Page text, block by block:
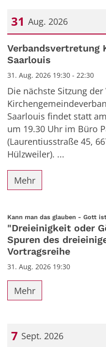
31 Aug. 2026
Datum: 31. August 2026
Verbandsvertretung
Saarlouis
31. Aug. 2026 19:30 - 22:30
Die nächste Sitzung
Saarlouis findet statt
um 19.30 Uhr im Büro
(Laurentiusstraße 45,
Hülzweiler). ...
Mehr
Kann man das glauben - Gott
"Dreieinigkeit oder
Spuren des
Vortragsreihe
31. Aug. 2026 19:30
Mehr
7 Sept. 2026